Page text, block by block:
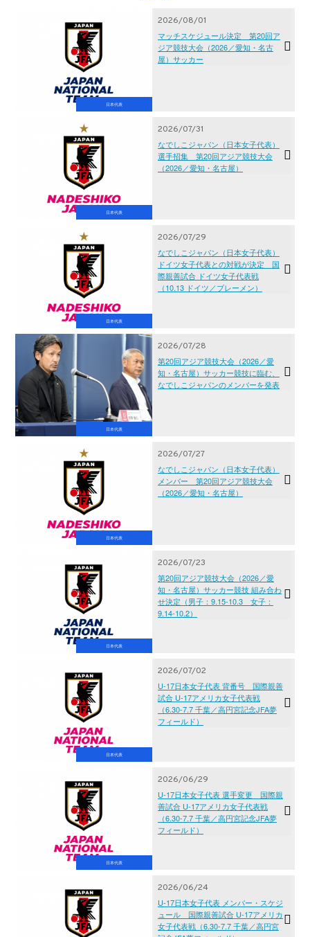
日本代表
2026/08/01
マッチスケジュール決定 第20回ア
ジア競技大会（2026／愛知・名古
屋）サッカー
日本代表
2026/07/31
なでしこジャパン（日本女子代表）
選手招集 第20回アジア競技大会
（2026／愛知・名古屋）
日本代表
2026/07/29
なでしこジャパン（日本女子代表）
ドイツ女子代表との対戦が決定 国
際親善試合 ドイツ女子代表戦
（10.13 ドイツ／ブレーメン）
日本代表
2026/07/28
第20回アジア競技大会（2026／愛
知・名古屋）サッカー競技に臨む、
なでしこジャパンのメンバーを発表
日本代表
2026/07/27
なでしこジャパン（日本女子代表）
メンバー 第20回アジア競技大会
（2026／愛知・名古屋）
日本代表
2026/07/23
第20回アジア競技大会（2026／愛
知・名古屋）サッカー競技 組み合わ
せ決定（男子：9.15-10.3 女子：
9.14-10.2）
日本代表
2026/07/02
U-17日本女子代表 背番号 国際親善
試合 U-17アメリカ女子代表戦
（6.30-7.7 千葉／高円宮記念JFA夢
フィールド）
日本代表
2026/06/29
U-17日本女子代表 選手変更 国際親
善試合 U-17アメリカ女子代表戦
（6.30-7.7 千葉／高円宮記念JFA夢
フィールド）
2026/06/24
U-17日本女子代表 メンバー・スケジ
ュール 国際親善試合 U-17アメリカ
女子代表戦（6.30-7.7 千葉／高円宮